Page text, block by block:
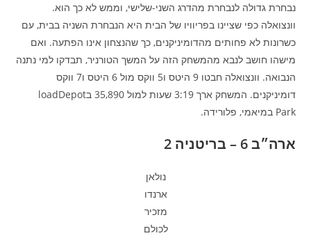
נבחרת גדולה לנבחרת מהדרג השני-שלישי, וממש לא כך הוא.
וונצואלה כפי שציינו בפריוויו של הבית היא הנבחרת השניה בבית, עם
כשרונות לא פחותים מהדומיניקנים, כך שהנצחון אינו הפתעה. ואם
מישהו חושב לנבא מהמשחק הזה על המשך הטורניר, תבדקו למי נתנה
הנבואה. וונצואלה חבטו 9 היטס ו5 ווקס מול 6 היטס ו7 ווקס
דומיניקנים. המשחק ארך 3:19 שעות למול 35,890 בloadDepot
Park במיאמי, פלורידה.
ארה״ב 6 – בריטניה 2
נולאן
ארנדו
מזכיר
לכולם